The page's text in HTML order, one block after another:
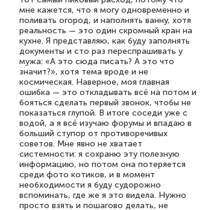
мне кажется, что я могу одновременно и
поливать огород, и наполнять ванну, хотя
реальность — это один скромный кран на
кухне. Я представляю, как буду заполнять
документы и сто раз переспрашивать у
мужа: «А это сюда писать? А это что
значит?», хотя тема вроде и не
космическая. Наверное, моя главная
ошибка — это откладывать всё на потом и
бояться сделать первый звонок, чтобы не
показаться глупой. В итоге соседи уже с
водой, а я всё изучаю форумы и впадаю в
больший ступор от противоречивых
советов. Мне явно не хватает
системности: я сохраню эту полезную
информацию, но потом она потеряется
среди фото котиков, и в момент
необходимости я буду судорожно
вспоминать, где же я это видела. Нужно
просто взять и пошагово делать, не